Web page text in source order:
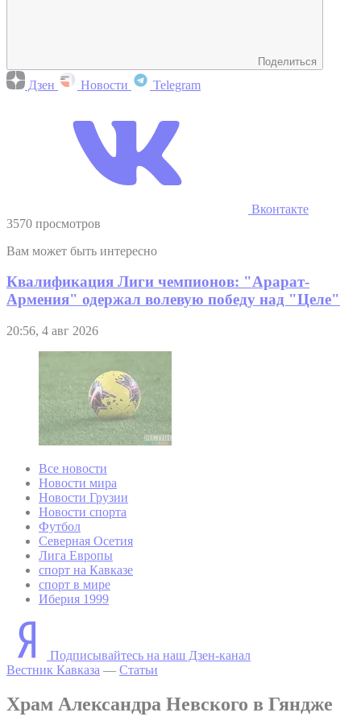
Поделиться
Дзен Новости Telegram
Вконтакте
3570 просмотров
Вам может быть интересно
Квалификация Лиги чемпионов: "Арарат-
Армения" одержал волевую победу над "Целе"
20:56, 4 авг 2026
Все новости
Новости мира
Новости Грузии
Новости спорта
Футбол
Северная Осетия
Лига Европы
спорт на Кавказе
спорт в мире
Иберия 1999
Подписывайтесь на наш Дзен-канал
Вестник Кавказа — Статьи
Храм Александра Невского в Гяндже